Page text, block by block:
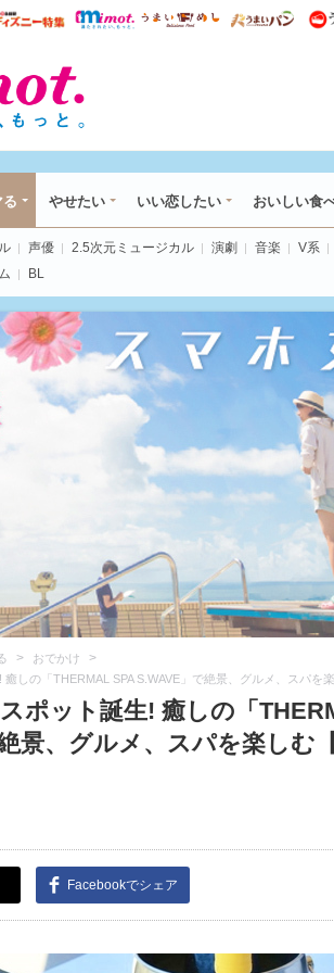
ピママ* ウレぴあ総研 ディズニー特集
mimot. うまいめし う
る やせたい いい恋したい おいしい食
声優 2.5次元ミュージカル 演劇 音楽 V系
BL
> おでかけ >
しの「THERMAL SPA S.WAVE」で絶景、グルメ、スパを
ポット誕生! 癒しの「
景、グルメ、スパを楽しむ
Facebookでシェア